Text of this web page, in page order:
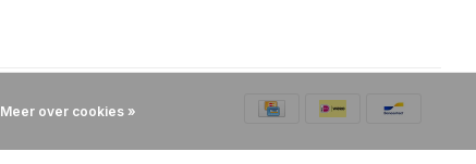
Meer over cookies »